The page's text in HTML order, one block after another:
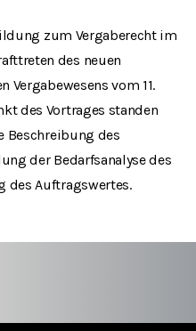
zum Vergaberecht im
des neuen
Vergabewesens vom 11.
des Vortrages standen
Beschreibung des
der Bedarfsanalyse des
des Auftragswertes.